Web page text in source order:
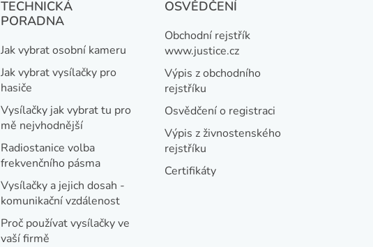
TECHNICKÁ
PORADNA
Jak vybrat osobní kameru
Jak vybrat vysílačky pro
hasiče
Vysílačky jak vybrat tu pro
mě nejvhodnější
Radiostanice volba
frekvenčního pásma
Vysílačky a jejich dosah -
komunikační vzdálenost
Proč používat vysílačky ve
vaší firmě
OSVĚDČENÍ
Obchodní rejstřík
www.justice.cz
Výpis z obchodního
rejstříku
Osvědčení o registraci
Výpis z živnostenského
rejstříku
Certifikáty